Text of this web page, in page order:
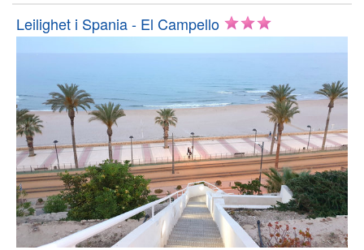
Leilighet i Spania - El Campello